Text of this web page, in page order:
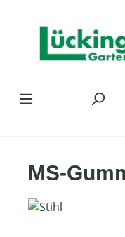
MS-